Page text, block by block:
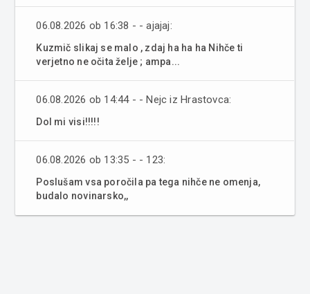
06.08.2026 ob 16:38 - - ajajaj:
Kuzmič slikaj se malo , zdaj ha ha ha Nihče ti
verjetno ne očita želje ; ampa...
06.08.2026 ob 14:44 - - Nejc iz Hrastovca:
Dol mi visi!!!!!
06.08.2026 ob 13:35 - - 123:
Poslušam vsa poročila pa tega nihče ne omenja,
budalo novinarsko,,